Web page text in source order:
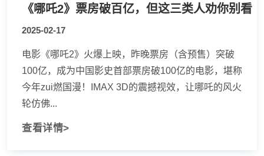
《哪吒2》票房破百亿，但这三类人劝你别看
2025-02-17
电影《哪吒2》火爆上映，昨晚票房（含预售）突破
100亿，成为中国影史首部票房破100亿的电影，堪称
今年zui燃国漫！IMAX 3D的震撼视效，让哪吒的风火
轮仿佛...
查看详情>